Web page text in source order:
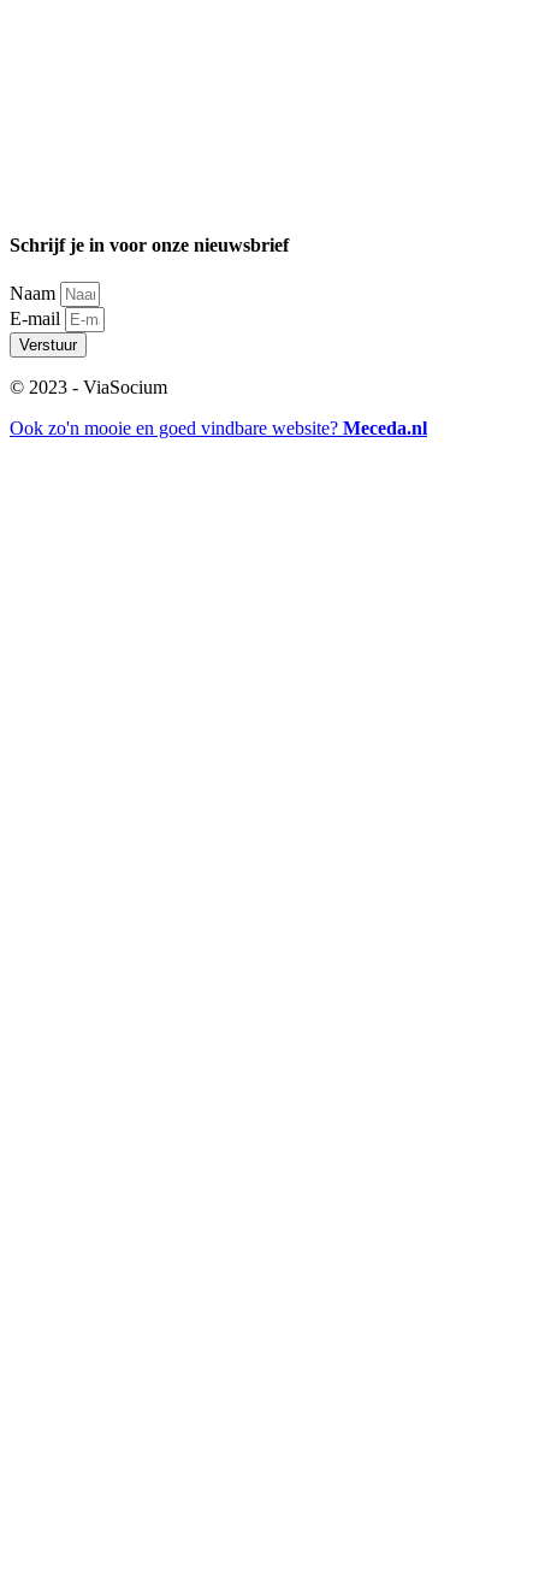
Schrijf je in voor onze nieuwsbrief
Naam
E-mail
Verstuur
© 2023 - ViaSocium
Ook zo'n mooie en goed vindbare website? Meceda.nl